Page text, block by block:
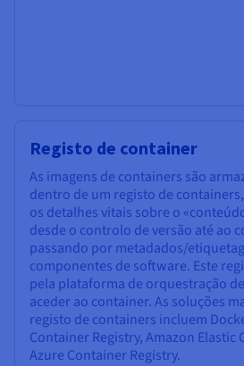
Registo de container
As imagens de containers são
dentro de um registo de
os detalhes vitais sobre o
desde o controlo de versão até ao
passando por metadados/
componentes de software. Este
pela plataforma de orquestração
aceder ao container. As soluções
registo de containers incluem
Container Registry, Amazon Elastic
Azure Container Registry.